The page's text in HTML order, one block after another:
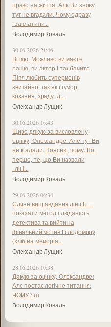
право на життя. Але Ви знову
тут не вгадали. Чому одразу
"заплатили...
Володимир Коваль
30.06.2026 21:46
Вітаю. Можливо ви маєте
рацію, ви автор і так бачите.
Піпл любить суперменів
звичайно, так як і гумор,
кохання, зраду, д...
Олександр Лущик
30.06.2026 16:43
Щиро дякую за висловлену
оцінку, Олександре! Але тут Ви
не вгадали. Поясню, чому. По-
перше, те, що Ви назвали
"ліні...
Володимир Коваль
29.06.2026 06:34
Єдине виправдання лінії Б —
показати метод і людяність
детектива та вийти на
фінальний мотив Голодомору
(хліб на меморіа...
Олександр Лущик
28.06.2026 10:38
Дякую за оцінку, Олександре!
Але постає логічне питання:
ЧОМУ? )))
Володимир Коваль